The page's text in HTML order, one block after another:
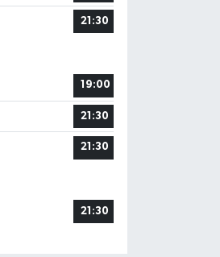
21:30
19:00
21:30
21:30
21:30